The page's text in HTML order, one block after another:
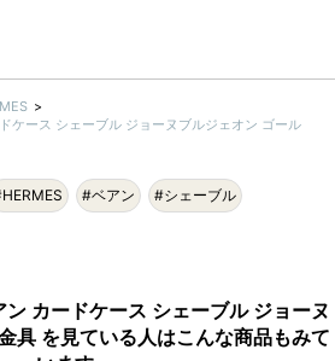
ケース シェーブル ジョーヌブルジェオン ゴール
#ベアン #シェーブル
カードケース シェーブル ジョーヌ
具 を見ている人はこんな商品もみて